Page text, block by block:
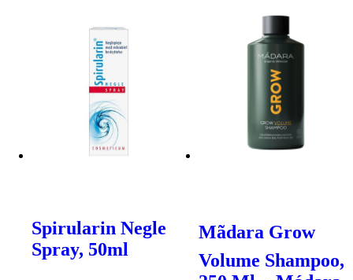
Spirularin Negle
Spray, 50ml
Mãdara Grow
Volume Shampoo,